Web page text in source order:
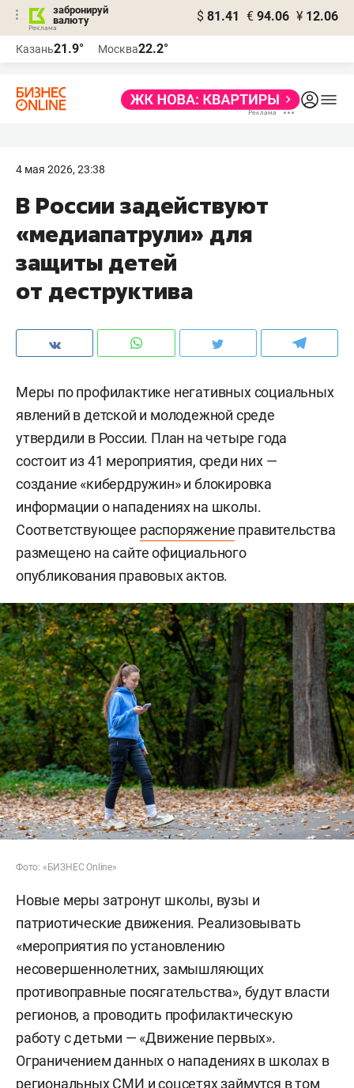
забронируй
валюту
$ 81.41 € 94.06 ¥ 12.06
Казань21.9° Москва22.2°
4 мая 2026, 23:38
В России задействуют
«медиапатрули» для
защиты детей
от деструктива
Меры по профилактике негативных социальных
явлений в детской и молодежной среде
утвердили в России. План на четыре года
состоит из 41 мероприятия, среди них —
создание «кибердружин» и блокировка
информации о нападениях на школы.
Соответствующее распоряжение правительства
размещено на сайте официального
опубликования правовых актов.
Фото: «БИЗНЕС Online»
Новые меры затронут школы, вузы и
патриотические движения. Реализовывать
«мероприятия по установлению
несовершеннолетних, замышляющих
противоправные посягательства», будут власти
регионов, а проводить профилактическую
работу с детьми — «Движение первых».
Ограничением данных о нападениях в школах в
региональных СМИ и соцсетях займутся в том